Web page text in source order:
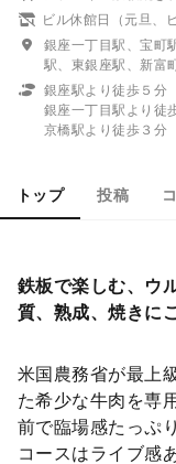
ビル休館日（元旦、
銀座一丁目駅、宝町
駅、東銀座駅、新富
銀座駅より徒歩５分
銀座一丁目駅より徒
京橋駅より徒歩３分
トップ 投稿
鉄板で楽しむ、ウ
質、熟成、焼きに
米国農務省が最上
た希少な牛肉を専
前で臨場感たっぷ
コースはライブ感